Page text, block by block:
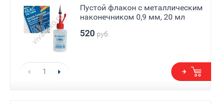
Пустой флакон с металлическим
наконечником 0,9 мм, 20 мл
520 руб.